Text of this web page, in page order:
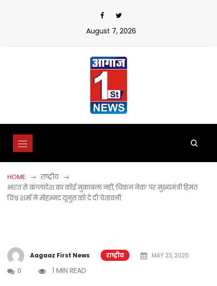
August 7, 2026
HOME
राष्ट्रीय
भारत से बांग्लादेश का कोई मुकाबला नहीं,‘चिकन नेक’ पर मुख्यमंत्री हिमंत
विश्व शर्मा ने मोहम्मद यूनुस को दे दी चेतावनी
Aagaaz First News राष्ट्रीय
MAY 23, 2025
0
1 MIN READ